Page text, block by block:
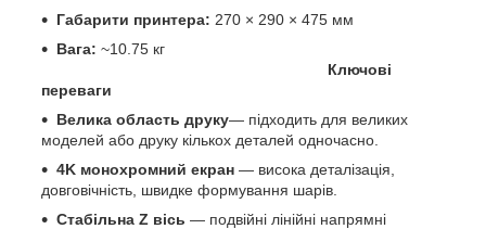
Габарити принтера: 270 × 290 × 475 мм
Вага: ~10.75 кг
Ключові
переваги
Велика область друку— підходить для великих
моделей або друку кількох деталей одночасно.
4K монохромний екран — висока деталізація,
довговічність, швидке формування шарів.
Стабільна Z вісь — подвійні лінійні напрямні